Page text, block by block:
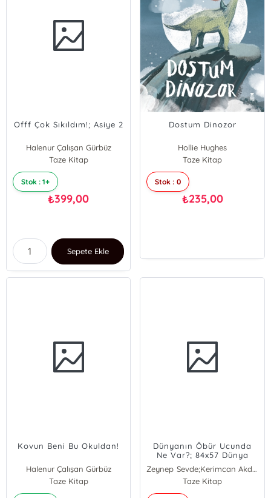
Offf Çok Sıkıldım!; Asiye 2
Halenur Çalışan Gürbüz
Taze Kitap
Stok : 1+
₺399,00
Sepete Ekle
Dostum Dinozor
Hollie Hughes
Taze Kitap
Stok : 0
₺235,00
Kovun Beni Bu Okuldan!
Halenur Çalışan Gürbüz
Taze Kitap
Dünyanın Öbür Ucunda
Ne Var?; 84x57 Dünya
Haritası Hediyeli
Zeynep Sevde;Kerimcan Akduman
Taze Kitap